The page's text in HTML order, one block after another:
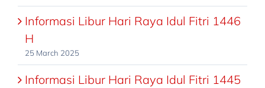
Informasi Libur Hari Raya Idul Fitri 1446
H
25 March 2025
Informasi Libur Hari Raya Idul Fitri 1445